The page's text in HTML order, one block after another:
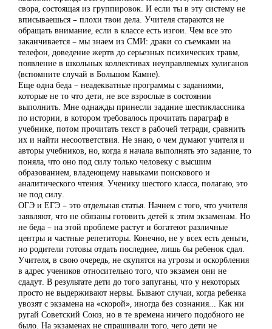
свора, состоящая из группировок. И если ты в эту систему не
вписываешься – плохи твои дела. Учителя стараются не
обращать внимание, если в классе есть изгои. Чем все это
заканчивается – мы знаем из СМИ: драки со съемками на
телефон, доведение жертв до серьезных психических травм,
появление в школьных коллективах неуправляемых хулиганов
(вспомните случай в Большом Камне).
Еще одна беда – неадекватные программы с заданиями,
которые не то что дети, не все взрослые в состоянии
выполнить. Мне однажды принесли задание шестиклассника
по истории, в котором требовалось прочитать параграф в
учебнике, потом прочитать текст в рабочей тетради, сравнить
их и найти несоответствия. Не знаю, о чем думают учителя и
авторы учебников, но, когда я начала выполнять это задание, то
поняла, что оно под силу только человеку с высшим
образованием, владеющему навыками поискового и
аналитического чтения. Ученику шестого класса, полагаю, это
не под силу.
ОГЭ и ЕГЭ – это отдельная статья. Начнем с того, что учителя
заявляют, что не обязаны готовить детей к этим экзаменам. Но
не беда – на этой проблеме растут и богатеют различные
центры и частные репетиторы. Конечно, не у всех есть деньги,
но родители готовы отдать последнее, лишь бы ребенок сдал.
Учителя, в свою очередь, не скупятся на угрозы и оскорбления
в адрес учеников относительно того, что экзамен они не
сдадут. В результате дети до того запуганы, что у некоторых
просто не выдерживают нервы. Бывают случаи, когда ребенка
увозят с экзамена на «скорой», иногда без сознания... Как ни
ругай Советский Союз, но в те времена ничего подобного не
было. На экзаменах не спрашивали того, чего дети не